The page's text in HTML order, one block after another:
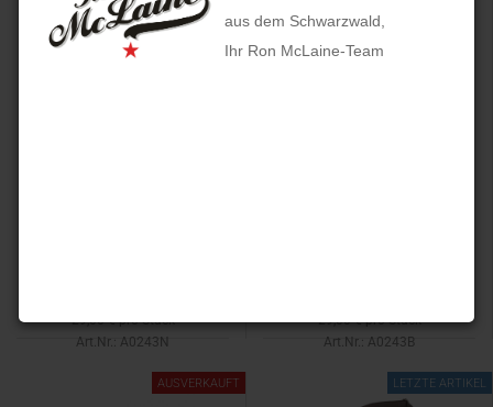
aus dem Schwarzwald,
Ihr Ron McLaine-Team
29,00 € pro Stück
Art.Nr.: A0243N
29,00 € pro Stück
Art.Nr.: A0243B
1-2 Tage
AUSVERKAUFT LETZTE ARTIKEL